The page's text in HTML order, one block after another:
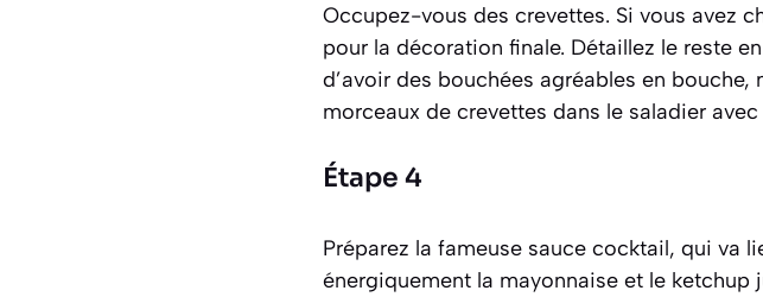
Occupez-vous des crevettes. Si vous avez
pour la décoration finale. Détaillez le reste
d’avoir des bouchées agréables en
morceaux de crevettes dans le saladier avec
Étape 4
Préparez la fameuse sauce cocktail, qui va
énergiquement la mayonnaise et le ketchup